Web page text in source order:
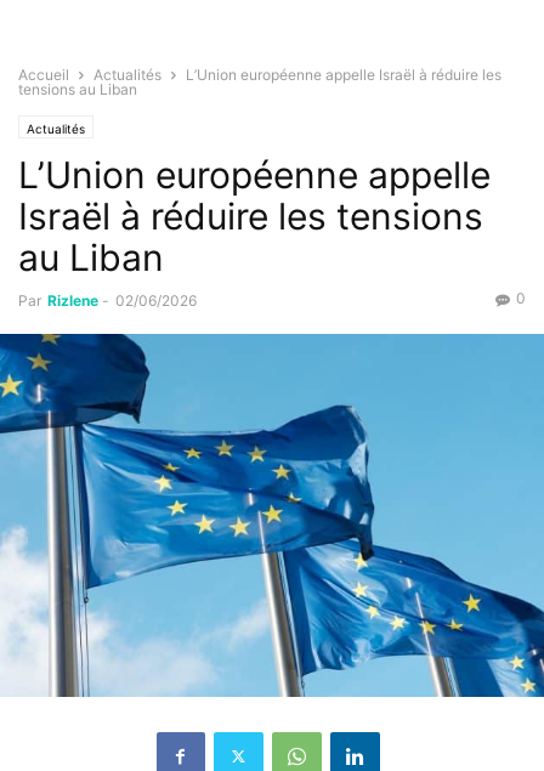
Accueil Actualités
L’Union européenne appelle Israël à réduire les
tensions au Liban
Actualités
L’Union européenne appelle
Israël à réduire les tensions
au Liban
Par Rizlene - 02/06/2026 0